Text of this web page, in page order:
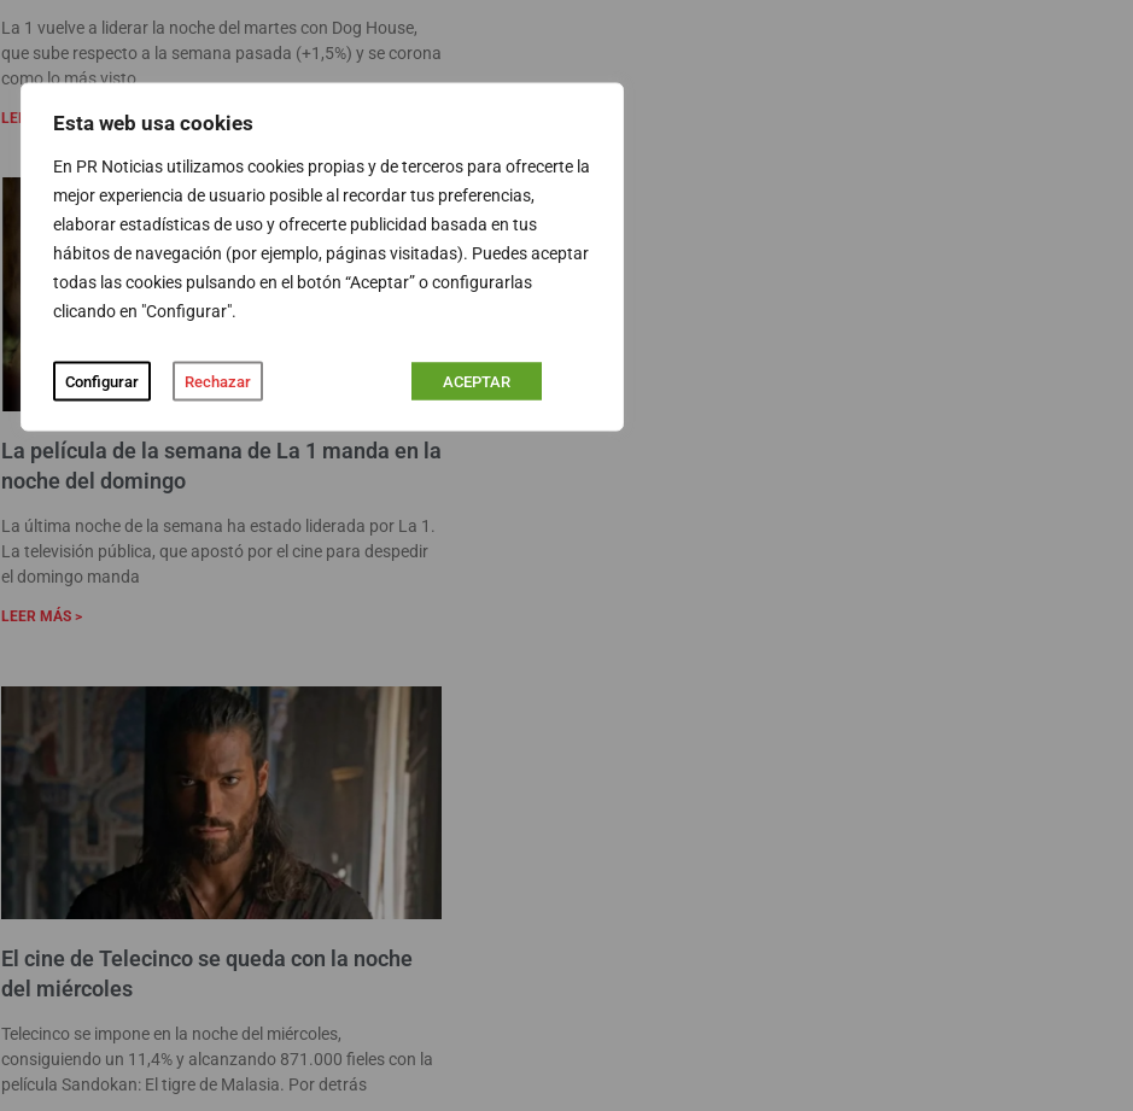
Esta web usa cookies
En PR Noticias utilizamos cookies propias y de terceros para ofrecerte la
mejor experiencia de usuario posible al recordar tus preferencias,
elaborar estadísticas de uso y ofrecerte publicidad basada en tus
hábitos de navegación (por ejemplo, páginas visitadas). Puedes aceptar
todas las cookies pulsando en el botón “Aceptar” o configurarlas
clicando en "Configurar".
Configurar Rechazar ACEPTAR
La 1 vuelve a liderar la noche del martes con Dog House,
que sube respecto a la semana pasada (+1,5%) y se corona
como lo más visto
LEER MÁS >
La película de la semana de La 1 manda en la
noche del domingo
La última noche de la semana ha estado liderada por La 1.
La televisión pública, que apostó por el cine para despedir
el domingo manda
LEER MÁS >
El cine de Telecinco se queda con la noche
del miércoles
Telecinco se impone en la noche del miércoles,
consiguiendo un 11,4% y alcanzando 871.000 fieles con la
película Sandokan: El tigre de Malasia. Por detrás